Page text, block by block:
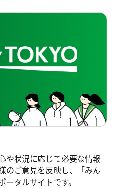
や状況に応じて必要な情報
のご意見を反映し、「みん
タルサイトです。